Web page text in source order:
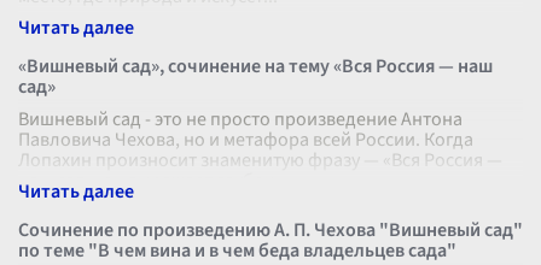
«Вишневый сад», сочинение на тему «Вся Россия — наш
сад»
Вишневый сад - это не просто произведение Антона
Павловича Чехова, но и метафора всей России. Когда
Лопахин произносит знаменитую фразу — «Вся Россия —
наш сад», он выражает глубок
Сочинение по произведению А. П. Чехова "Вишневый сад"
по теме "В чем вина и в чем беда владельцев сада"